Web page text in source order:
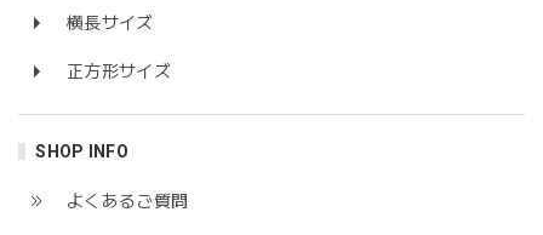
横長サイズ
正方形サイズ
SHOP INFO
よくあるご質問